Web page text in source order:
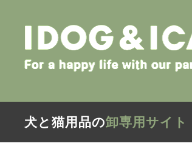
犬と猫用品の卸専用サイト